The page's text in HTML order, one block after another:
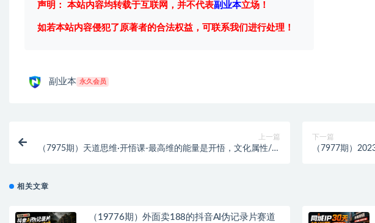
声明： 本站内容均转载于互联网，并不代表副业本立场！
如若本站内容侵犯了原著者的合法权益，可联系我们进行处理！
副业本 永久会员
上一篇
（7975期）天道思维·开悟课-最高维的能量是开悟，文化属性/男
下一篇
（7977期）
相关文章
（19776期）外面卖188的抖音AI伪记录片赛道